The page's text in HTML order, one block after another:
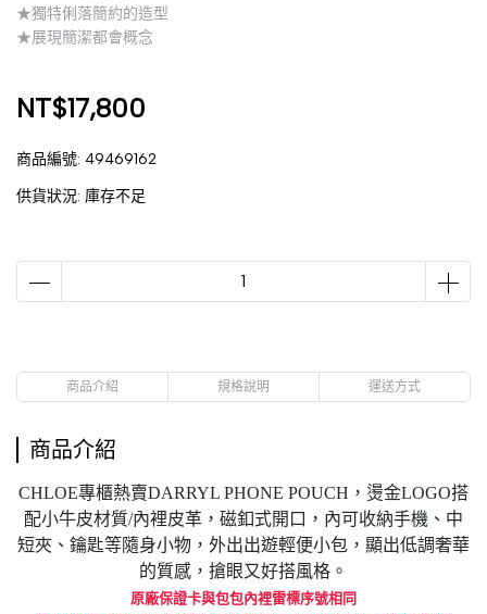
★獨特俐落簡約的造型
★展現簡潔都會概念
NT$17,800
商品編號: 49469162
供貨狀況: 庫存不足
商品介紹 規格說明 運送方式
商品介紹
CHLOE專櫃熱賣DARRYL PHONE POUCH，燙金LOGO搭
配小牛皮材質/內裡皮革，磁釦式開口 ， 內可收納手機、中
短夾、鑰匙等隨身小物 ， 外出出遊輕便小包， 顯出低調奢華
的質感 ，搶眼又好搭風格。
原廠保證卡與包包內裡雷標序號相同